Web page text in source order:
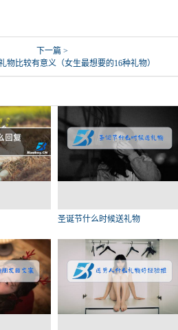
下一篇 >
物比较有意义（女生最想要的16种礼物）
圣诞节什么时候送礼物